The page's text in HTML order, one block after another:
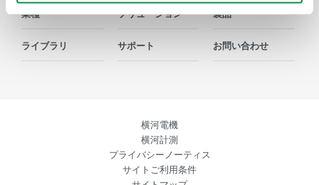
業種 ソリューション 製品
ライブラリ サポート お問い合わせ
横河電機
横河計測
プライバシーノーティス
サイトご利用条件